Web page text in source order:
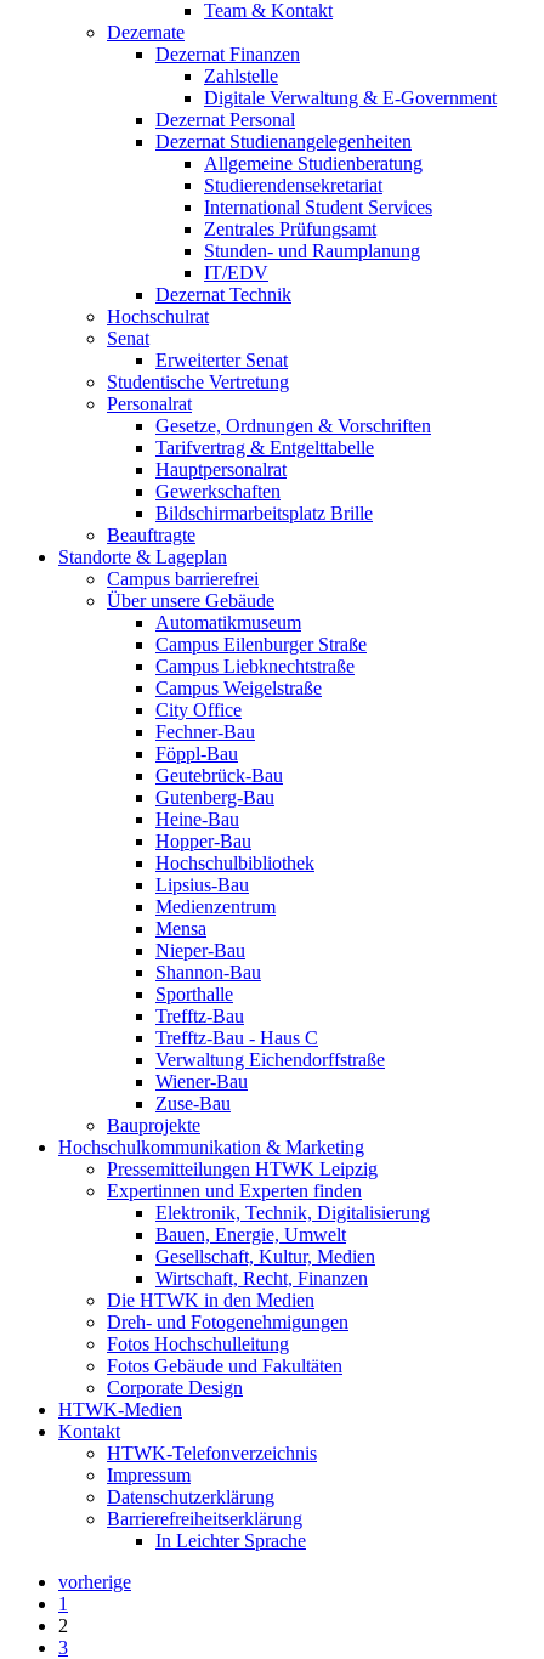
Team & Kontakt
Dezernate
Dezernat Finanzen
Zahlstelle
Digitale Verwaltung & E-Government
Dezernat Personal
Dezernat Studienangelegenheiten
Allgemeine Studienberatung
Studierendensekretariat
International Student Services
Zentrales Prüfungsamt
Stunden- und Raumplanung
IT/EDV
Dezernat Technik
Hochschulrat
Senat
Erweiterter Senat
Studentische Vertretung
Personalrat
Gesetze, Ordnungen & Vorschriften
Tarifvertrag & Entgelttabelle
Hauptpersonalrat
Gewerkschaften
Bildschirmarbeitsplatz Brille
Beauftragte
Standorte & Lageplan
Campus barrierefrei
Über unsere Gebäude
Automatikmuseum
Campus Eilenburger Straße
Campus Liebknechtstraße
Campus Weigelstraße
City Office
Fechner-Bau
Föppl-Bau
Geutebrück-Bau
Gutenberg-Bau
Heine-Bau
Hopper-Bau
Hochschulbibliothek
Lipsius-Bau
Medienzentrum
Mensa
Nieper-Bau
Shannon-Bau
Sporthalle
Trefftz-Bau
Trefftz-Bau - Haus C
Verwaltung Eichendorffstraße
Wiener-Bau
Zuse-Bau
Bauprojekte
Hochschulkommunikation & Marketing
Pressemitteilungen HTWK Leipzig
Expertinnen und Experten finden
Elektronik, Technik, Digitalisierung
Bauen, Energie, Umwelt
Gesellschaft, Kultur, Medien
Wirtschaft, Recht, Finanzen
Die HTWK in den Medien
Dreh- und Fotogenehmigungen
Fotos Hochschulleitung
Fotos Gebäude und Fakultäten
Corporate Design
HTWK-Medien
Kontakt
HTWK-Telefonverzeichnis
Impressum
Datenschutzerklärung
Barrierefreiheitserklärung
In Leichter Sprache
vorherige
1
2
3